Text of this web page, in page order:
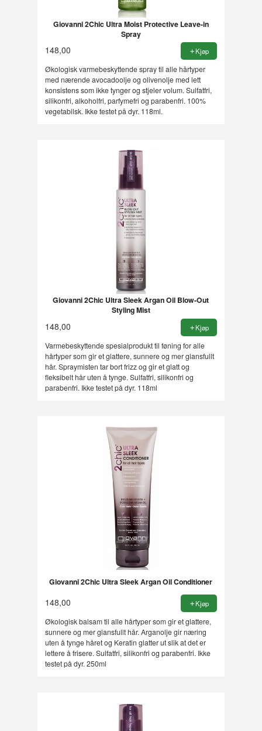
Giovanni 2Chic Ultra Moist Protective Leave-in
Spray
148,00 Kjøp
Økologisk varmebeskyttende spray til alle hårtyper
med nærende avocadoolje og olivenolje med lett
konsistens som ikke tynger og stjeler volum. Sulfatfri,
silikonfri, alkoholfri, parfymefri og parabenfri. 100%
vegetabilsk. Ikke testet på dyr. 118ml.
Giovanni 2Chic Ultra Sleek Argan Oil Blow-Out
Styling Mist
148,00 Kjøp
Varmebeskyttende spesialprodukt til føning for alle
hårtyper som gir et glattere, sunnere og mer glansfullt
hår. Spraymisten tar bort frizz og gir et glatt og
fleksibelt hår uten å tynge. Sulfatfri, silikonfri og
parabenfri. Ikke testet på dyr. 118ml
Giovanni 2Chic Ultra Sleek Argan Oil Conditioner
148,00 Kjøp
Økologisk balsam til alle hårtyper som gir et glattere,
sunnere og mer glansfullt hår. Arganolje gir næring
uten å tynge håret og Keratin glatter ut slik at det er
lettere å frisere. Sulfatfri, silikonfri og parabenfri. Ikke
testet på dyr. 250ml